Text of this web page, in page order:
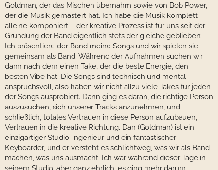
Goldman, der das Mischen übernahm sowie von Bob Power,
der die Musik gemastert hat. Ich habe die Musik komplett
alleine komponiert – der kreative Prozess ist für uns seit der
Gründung der Band eigentlich stets der gleiche geblieben:
Ich präsentiere der Band meine Songs und wir spielen sie
gemeinsam als Band. Während der Aufnahmen suchen wir
dann nach dem einen Take, der die beste Energie, den
besten Vibe hat. Die Songs sind technisch und mental
anspruchsvoll, also haben wir nicht allzu viele Takes für jeden
der Songs ausprobiert. Dann ging es daran, die richtige Person
auszusuchen, sich unserer Tracks anzunehmen, und
schließlich, totales Vertrauen in diese Person aufzubauen,
Vertrauen in die kreative Richtung. Dan (Goldman) ist ein
einzigartiger Studio-Ingenieur und ein fantastischer
Keyboarder, und er versteht es schlichtweg, was wir als Band
machen, was uns ausmacht. Ich war während dieser Tage in
seinem Studio, aber ganz ehrlich, es ging mehr darum,